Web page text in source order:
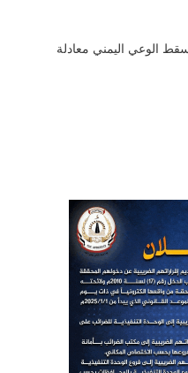
الوعي اليمني معادلة